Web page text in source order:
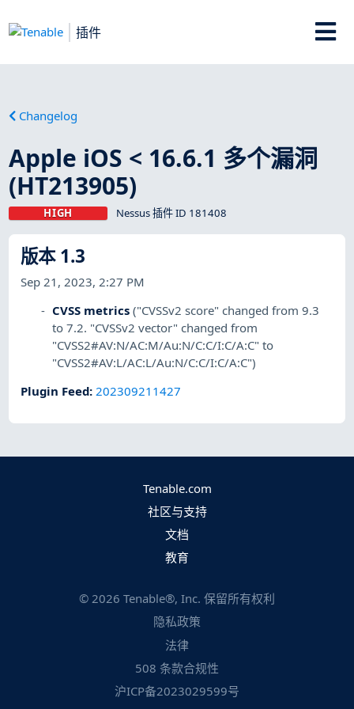
插件
Changelog
Apple iOS < 16.6.1 多个漏洞
(HT213905)
HIGH Nessus 插件 ID 181408
版本 1.3
Sep 21, 2023, 2:27 PM
CVSS metrics ("CVSSv2 score" changed from 9.3
to 7.2. "CVSSv2 vector" changed from
"CVSS2#AV:N/AC:M/Au:N/C:C/I:C/A:C" to
"CVSS2#AV:L/AC:L/Au:N/C:C/I:C/A:C")
Plugin Feed:202309211427
Tenable.com
社区与支持
文档
教育
© 2026 Tenable®, Inc. 保留所有权利
隐私政策
法律
508 条款合规性
沪ICP备2023029599号